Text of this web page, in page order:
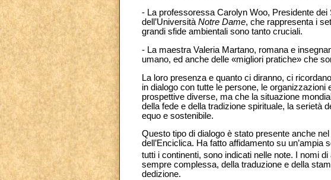
- La professoressa Carolyn Woo, Presidente
dell’UniversitàNotre Dame, che rappresenta i
grandi sfide ambientali sono tanto cruciali.
- La maestra Valeria Martano, romana e
umano, ed anche delle «migliori pratiche» che
La loro presenza e quanto ci diranno, ci
in dialogo con tutte le persone, le
prospettive diverse, ma che la situazione
della fede e della tradizione spirituale, la serietà
equo e sostenibile.
Questo tipo di dialogo è stato presente anche
dell’Enciclica. Ha fatto affidamento su
tutti i continenti, sono indicati nelle note. I nomi
sempre complessa, della traduzione e della
dedizione.